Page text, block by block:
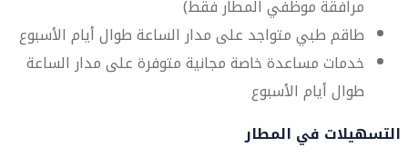
مرافقة موظفي المطار فقط)
طاقم طبي متواجد على مدار الساعة طوال أيام الأسبوع
خدمات مساعدة خاصة مجانية متوفرة على مدار الساعة
طوال أيام الأسبوع
التسهيلات في المطار